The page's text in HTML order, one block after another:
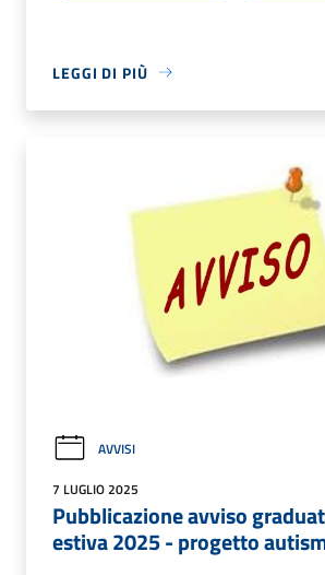
LEGGI DI PIÙ
AVVISI
7 LUGLIO 2025
Pubblicazione avviso
estiva 2025 - progetto